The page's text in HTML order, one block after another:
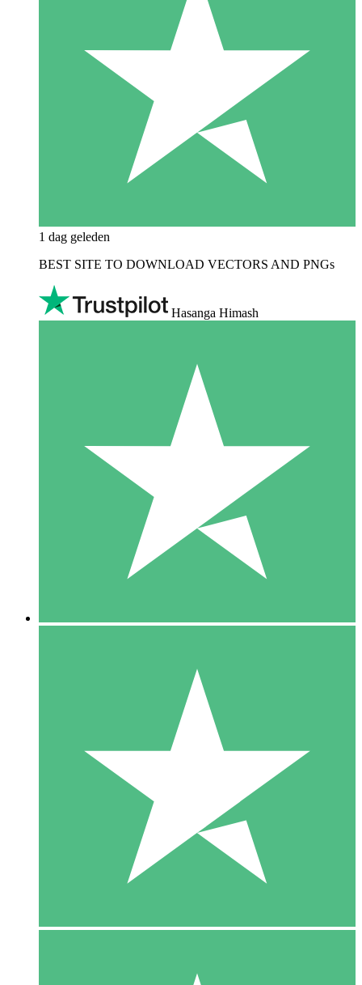
1 dag geleden
BEST SITE TO DOWNLOAD VECTORS AND PNGs
Hasanga Himash